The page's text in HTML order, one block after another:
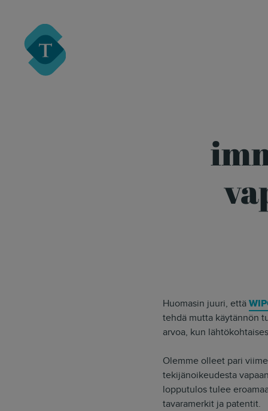
Turre Legal
Huomasin juuri, että
tehdä mutta käytännön
arvoa, kun
Olemme olleet pari
tekijänoikeudesta
lopputulos tulee
tavaramerkit ja patentit.